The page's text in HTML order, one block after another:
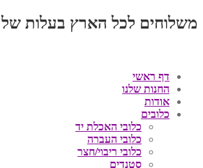
משלוחים לכל הארץ בעלות של 50 ש"ח בלבד!
דף ראשי
החנות שלנו
אודות
כלובים
כלובי האכלת יד
כלובי העברה
כלובי ריבוי/חצר
סטנדים